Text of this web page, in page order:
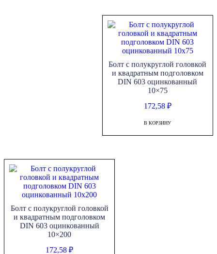
Болт с полукруглой головкой
и квадратным подголовком
DIN 603 оцинкованный
10×75
172,58 ₽
В КОРЗИНУ
Болт с полукруглой головкой
и квадратным подголовком
DIN 603 оцинкованный
10×200
172,58₽